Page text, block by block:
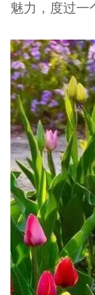
魅力，度过一